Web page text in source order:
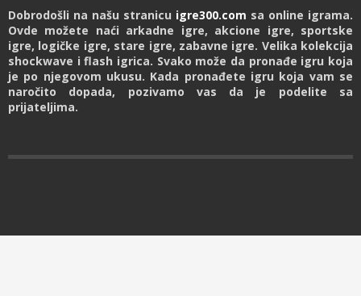
Dobrodošli na našu stranicu igre300.com sa online igrama.
Ovde možete naći arkadne igre, akcione igre, sportske
igre, logičke igre, stare igre, zabavne igre. Velika kolekcija
shockwave i flash igrica. Svako može da pronađe igru koja
je po njegovom ukusu. Kada pronađete igru koja vam se
naročito dopada, pozivamo vas da je podelite sa
prijateljima.